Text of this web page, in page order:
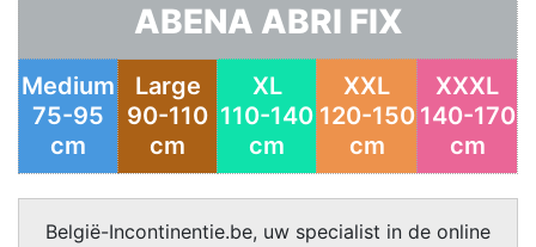
ABENA ABRI FIX
Medium
75-95
cm
Large
90-110
cm
XL
110-140
cm
XXL
120-150
cm
XXXL
140-170
cm
België-Incontinentie.be, uw specialist in de online